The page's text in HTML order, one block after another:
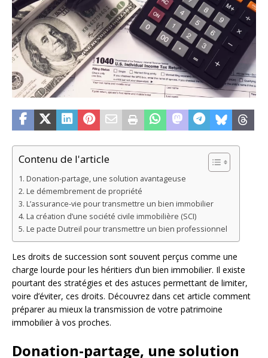
Contenu de l'article
Donation-partage, une solution avantageuse
Le démembrement de propriété
L’assurance-vie pour transmettre un bien immobilier
La création d’une société civile immobilière (SCI)
Le pacte Dutreil pour transmettre un bien professionnel
Les droits de succession sont souvent perçus comme une
charge lourde pour les héritiers d’un bien immobilier. Il existe
pourtant des stratégies et des astuces permettant de limiter,
voire d’éviter, ces droits. Découvrez dans cet article comment
préparer au mieux la transmission de votre patrimoine
immobilier à vos proches.
Donation-partage, une solution